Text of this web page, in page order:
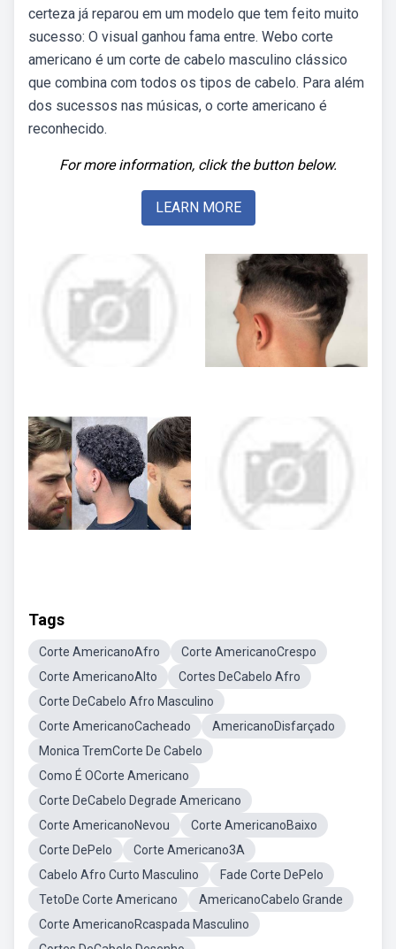
certeza já reparou em um modelo que tem feito muito
sucesso: O visual ganhou fama entre. Webo corte
americano é um corte de cabelo masculino clássico
que combina com todos os tipos de cabelo. Para além
dos sucessos nas músicas, o corte americano é
reconhecido.
For more information, click the button below.
LEARN MORE
Tags
Corte AmericanoAfro
Corte AmericanoCrespo
Corte AmericanoAlto
Cortes DeCabelo Afro
Corte DeCabelo Afro Masculino
Corte AmericanoCacheado
AmericanoDisfarçado
Monica TremCorte De Cabelo
Como É OCorte Americano
Corte DeCabelo Degrade Americano
Corte AmericanoNevou
Corte AmericanoBaixo
Corte DePelo
Corte Americano3A
Cabelo Afro Curto Masculino
Fade Corte DePelo
TetoDe Corte Americano
AmericanoCabelo Grande
Corte AmericanoRcaspada Masculino